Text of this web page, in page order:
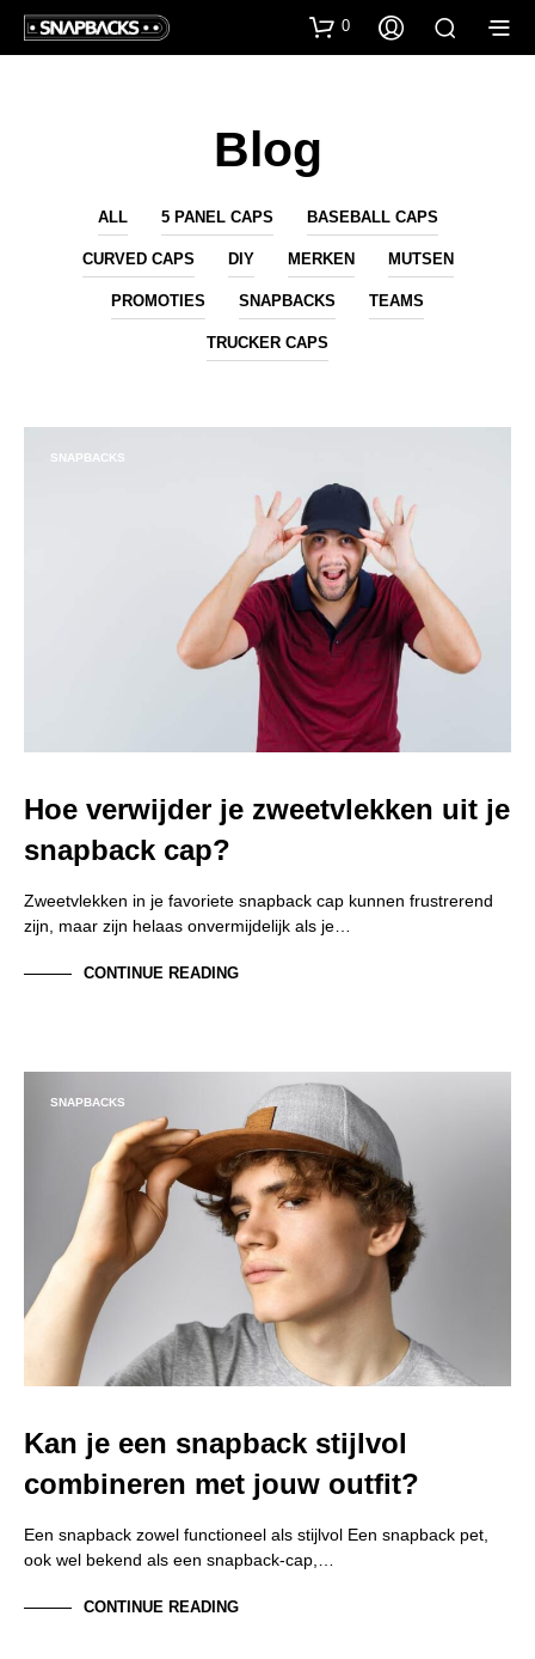
0
Blog
ALL 5 PANEL CAPS BASEBALL CAPS
CURVED CAPS DIY MERKEN MUTSEN
PROMOTIES SNAPBACKS TEAMS
TRUCKER CAPS
SNAPBACKS
Hoe verwijder je zweetvlekken uit je
snapback cap?
Zweetvlekken in je favoriete snapback cap kunnen frustrerend
zijn, maar zijn helaas onvermijdelijk als je…
CONTINUE READING
SNAPBACKS
Kan je een snapback stijlvol
combineren met jouw outfit?
Een snapback zowel functioneel als stijlvol Een snapback pet,
ook wel bekend als een snapback-cap,…
CONTINUE READING